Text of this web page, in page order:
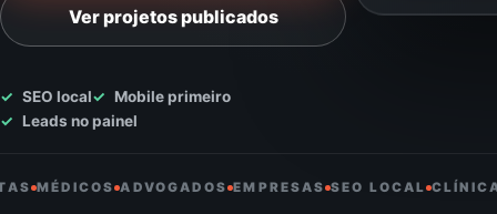
Ver projetos publicados
✓ SEO local✓ Mobile primeiro
✓ Leads no painel
MÉDICOS ADVOGADOS EMPRESAS SEO LOCAL